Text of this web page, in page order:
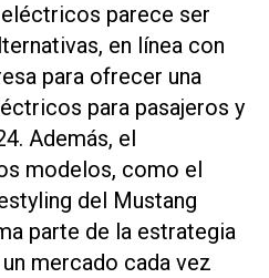
parece ser
en línea con
para ofrecer una
para pasajeros y
Además, el
modelos, como el
del Mustang
parte de la estrategia
mercado cada vez